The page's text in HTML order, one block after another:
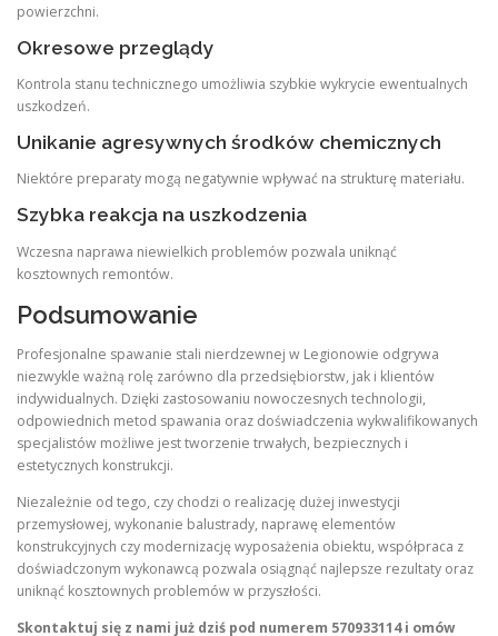
powierzchni.
Okresowe przeglądy
Kontrola stanu technicznego umożliwia szybkie wykrycie ewentualnych
uszkodzeń.
Unikanie agresywnych środków chemicznych
Niektóre preparaty mogą negatywnie wpływać na strukturę materiału.
Szybka reakcja na uszkodzenia
Wczesna naprawa niewielkich problemów pozwala uniknąć
kosztownych remontów.
Podsumowanie
Profesjonalne spawanie stali nierdzewnej w Legionowie odgrywa
niezwykle ważną rolę zarówno dla przedsiębiorstw, jak i klientów
indywidualnych. Dzięki zastosowaniu nowoczesnych technologii,
odpowiednich metod spawania oraz doświadczenia wykwalifikowanych
specjalistów możliwe jest tworzenie trwałych, bezpiecznych i
estetycznych konstrukcji.
Niezależnie od tego, czy chodzi o realizację dużej inwestycji
przemysłowej, wykonanie balustrady, naprawę elementów
konstrukcyjnych czy modernizację wyposażenia obiektu, współpraca z
doświadczonym wykonawcą pozwala osiągnąć najlepsze rezultaty oraz
uniknąć kosztownych problemów w przyszłości.
Skontaktuj się z nami już dziś pod numerem 570933114 i omów